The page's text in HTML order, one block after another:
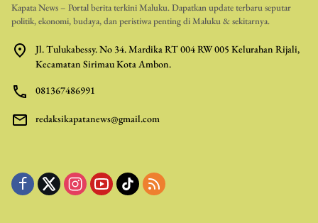
Kapata News – Portal berita terkini Maluku. Dapatkan update terbaru seputar
politik, ekonomi, budaya, dan peristiwa penting di Maluku & sekitarnya.
Jl. Tulukabessy. No 34. Mardika RT 004 RW 005 Kelurahan Rijali,
Kecamatan Sirimau Kota Ambon.
081367486991
redaksikapatanews@gmail.com